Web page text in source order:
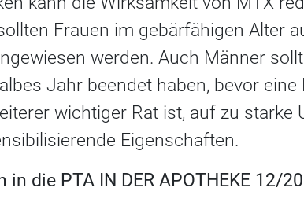
Frauen im gebärfähigen Alter
werden. Auch Männer
Jahr beendet haben, bevor eine
wichtiger Rat ist, auf zu starke
Eigenschaften.
die PTA IN DER APOTHEKE 12/